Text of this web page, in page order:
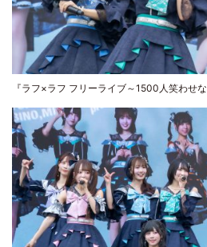
『ラフ×ラフ フリーライブ～1500人笑わせ